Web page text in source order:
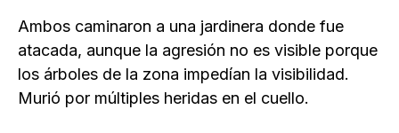
Ambos caminaron a una jardinera donde fue
atacada, aunque la agresión no es visible porque
los árboles de la zona impedían la visibilidad.
Murió por múltiples heridas en el cuello.